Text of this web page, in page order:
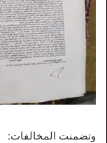
وتضمنت المخالفات: